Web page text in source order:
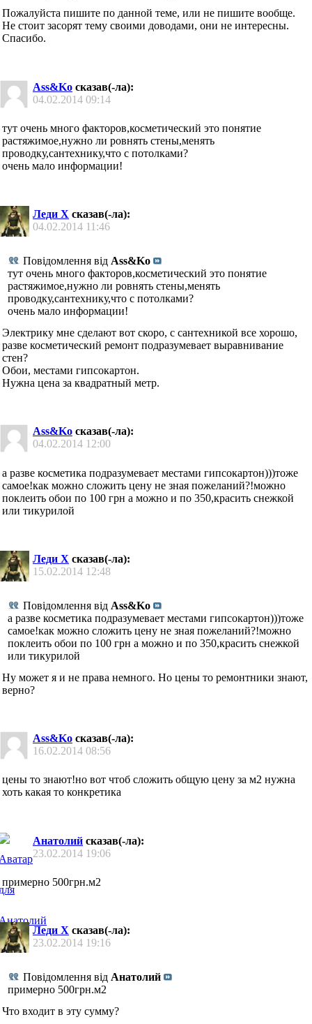
Пожалуйста пишите по данной теме, или не пишите вообще.
Не стоит засорят тему своими доводами, они не интересны.
Спасибо.
Ass&Ko сказав(-ла):
04.02.2014 09:14
тут очень много факторов,косметический это понятие
растяжимое,нужно ли ровнять стены,менять
проводку,сантехнику,что с потолками?
очень мало информации!
Леди Х сказав(-ла):
04.02.2014 11:46
Повідомлення від Ass&Ko
тут очень много факторов,косметический это понятие
растяжимое,нужно ли ровнять стены,менять
проводку,сантехнику,что с потолками?
очень мало информации!
Электрику мне сделают вот скоро, с сантехникой все хорошо,
разве косметический ремонт подразумевает выравнивание
стен?
Обои, местами гипсокартон.
Нужна цена за квадратный метр.
Ass&Ko сказав(-ла):
04.02.2014 12:00
а разве косметика подразумевает местами гипсокартон)))тоже
самое!как можно сложить цену не зная пожеланий?!можно
поклеить обои по 100 грн а можно и по 350,красить снежкой
или тикурилой
Леди Х сказав(-ла):
15.02.2014 12:48
Повідомлення від Ass&Ko
а разве косметика подразумевает местами гипсокартон)))тоже
самое!как можно сложить цену не зная пожеланий?!можно
поклеить обои по 100 грн а можно и по 350,красить снежкой
или тикурилой
Ну может я и не права немного. Но цены то ремонтники знают,
верно?
Ass&Ko сказав(-ла):
16.02.2014 08:56
цены то знают!но вот чтоб сложить общую цену за м2 нужна
хоть какая то конкретика
Анатолий сказав(-ла):
23.02.2014 19:06
примерно 500грн.м2
Леди Х сказав(-ла):
23.02.2014 19:16
Повідомлення від Анатолий
примерно 500грн.м2
Что входит в эту сумму?